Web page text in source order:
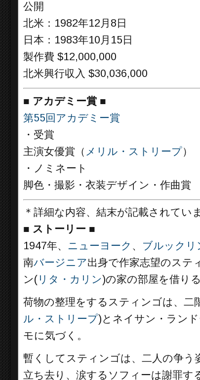
公開
北米：1982年12月8日
日本：1983年10月15日
製作費 $12,000,000
北米興行収入 $30,036,000
■ アカデミー賞 ■
第55回アカデミー賞
・受賞
主演女優賞（ メリル・ストリープ）
・ノミネート
脚色・撮影・衣装デザイン・作曲賞
＊詳細な内容、結末が記載されてい
■ ストーリー ■
1947年、 ニューヨーク 、 ブルックリ
南バージニア出身で作家志望のステ
ン( リタ・カリン)の家の部屋を借りる
荷物の整理をするスティンゴは、二
ル・ストリープ)とネイサン・ラン
モに気づく。
暫くしてスティンゴは、二人の争う
立ち去り、涙するソフィーは謝罪す